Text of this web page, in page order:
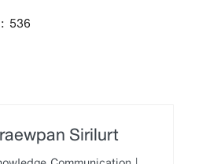
536
Sirilurt